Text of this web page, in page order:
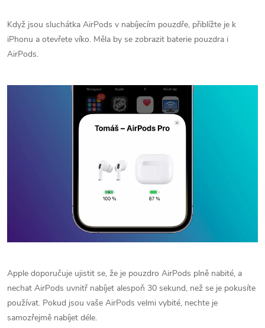
Když jsou sluchátka AirPods v nabíjecím pouzdře, přiblížte je k
iPhonu a otevřete víko. Měla by se zobrazit baterie pouzdra i
AirPods.
Apple doporučuje ujistit se, že je pouzdro AirPods plně nabité, a
nechat AirPods uvnitř nabíjet alespoň 30 sekund, než se je pokusíte
používat. Pokud jsou vaše AirPods velmi vybité, nechte je
samozřejmě nabíjet déle.